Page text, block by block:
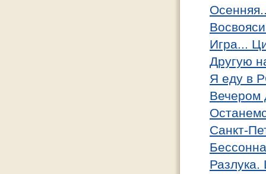
Игра...
Другую
Я еду в
Вечером
Санкт-